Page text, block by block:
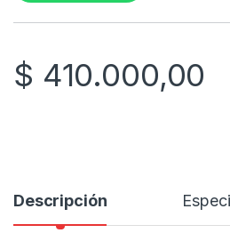
$ 410.000,00
Descripción